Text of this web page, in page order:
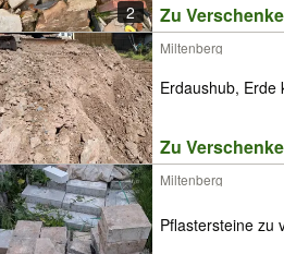
2 Zu
Miltenberg
Erdaushub, Erde
Zu
Miltenberg
Pflastersteine zu